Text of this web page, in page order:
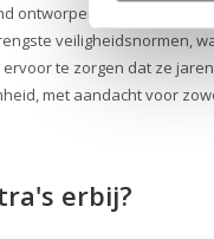
ontworpen en vervaardigd
veiligheidsnormen,
ervoor te zorgen dat ze
met aandacht voor
erbij?